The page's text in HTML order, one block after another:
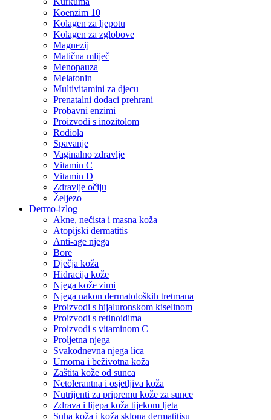
Koenzim 10
Kolagen za ljepotu
Kolagen za zglobove
Magnezij
Matična mliječ
Menopauza
Melatonin
Multivitamini za djecu
Prenatalni dodaci prehrani
Probavni enzimi
Proizvodi s inozitolom
Rodiola
Spavanje
Vaginalno zdravlje
Vitamin C
Vitamin D
Zdravlje očiju
Željezo
Dermo-izlog
Akne, nečista i masna koža
Atopijski dermatitis
Anti-age njega
Bore
Dječja koža
Hidracija kože
Njega kože zimi
Njega nakon dermatoloških tretmana
Proizvodi s hijaluronskom kiselinom
Proizvodi s retinoidima
Proizvodi s vitaminom C
Proljetna njega
Svakodnevna njega lica
Umorna i beživotna koža
Zaštita kože od sunca
Netolerantna i osjetljiva koža
Nutrijenti za pripremu kože za sunce
Zdrava i lijepa koža tijekom ljeta
Suha koža i koža sklona dermatitisu